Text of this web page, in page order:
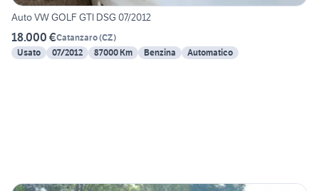
Auto VW GOLF GTI DSG 07/2012
18.000 €Catanzaro(CZ)
Usato
07/2012 87000 Km Benzina Automatico